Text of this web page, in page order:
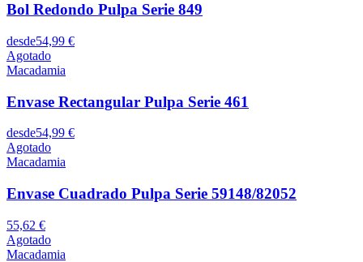
Bol Redondo Pulpa Serie 849
desde54,99 €
Agotado
Macadamia
Envase Rectangular Pulpa Serie 461
desde54,99 €
Agotado
Macadamia
Envase Cuadrado Pulpa Serie 59148/82052
55,62 €
Agotado
Macadamia